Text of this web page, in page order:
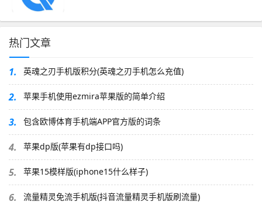
热门文章
1. 英魂之刃手机版积分(英魂之刃手机怎么充值)
2. 苹果手机使用ezmira苹果版的简单介绍
3. 包含欧博体育手机端APP官方版的词条
4. 苹果dp版(苹果有dp接口吗)
5. 苹果15模样版(iphone15什么样子)
6. 流量精灵免流手机版(抖音流量精灵手机版刷流量)